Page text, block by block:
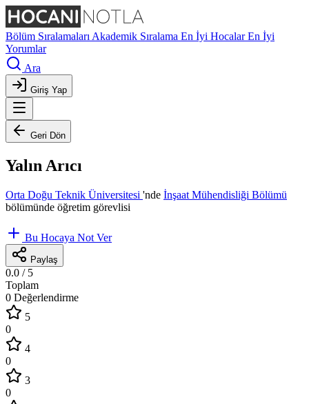
Bölüm Sıralamaları Akademik Sıralama En İyi HocalarEn İyi
Yorumlar
Ara
Giriş Yap
Geri Dön
Yalın Arıcı
Orta Doğu Teknik Üniversitesi 'nde İnşaat Mühendisliği Bölümü
bölümünde öğretim görevlisi
Bu Hocaya Not Ver
Paylaş
0.0 / 5
Toplam
0 Değerlendirme
5
0
4
0
3
0